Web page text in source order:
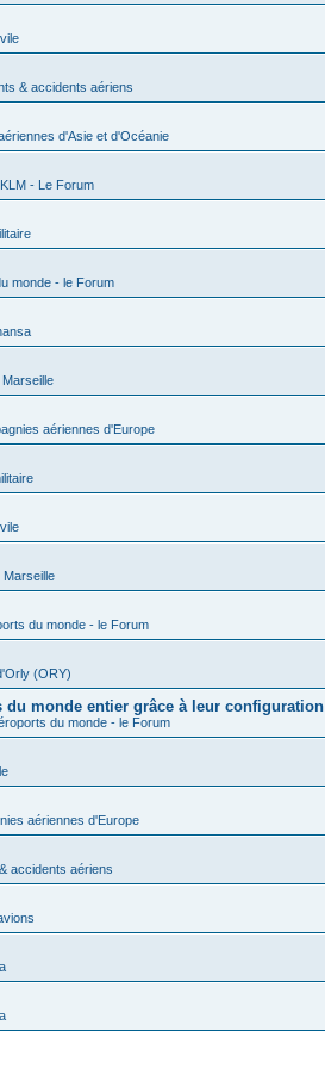
& accidents aériens
d'Asie et d'Océanie
- Le Forum
monde - le Forum
aériennes d'Europe
Marseille
du monde - le Forum
(ORY)
monde entier grâce à leur configuration
du monde - le Forum
aériennes d'Europe
accidents aériens